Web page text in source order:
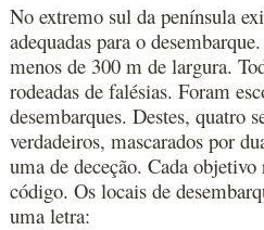
No extremo sul da península
adequadas para o
menos de 300 m de largura.
rodeadas de falésias. Foram
desembarques. Destes, quatro
verdadeiros, mascarados por
uma de deceção. Cada
código. Os locais de
uma letra: